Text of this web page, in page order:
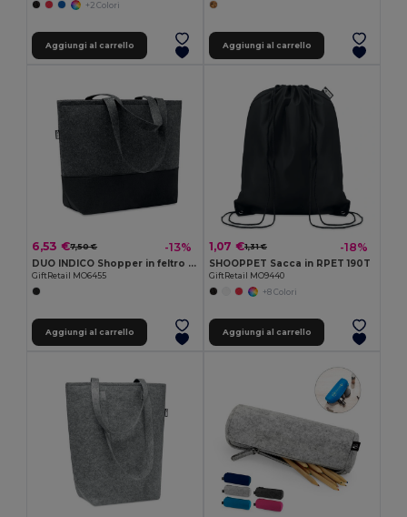
+2 Colori
Aggiungi al carrello Aggiungi al carrello
6,53 €7,50 € -13%
DUO INDICO Shopper in feltro RPET
GiftRetail MO6455
Aggiungi al carrello
1,07 €1,31 € -18%
SHOOPPET Sacca in RPET 190T
GiftRetail MO9440
+8 Colori
Aggiungi al carrello